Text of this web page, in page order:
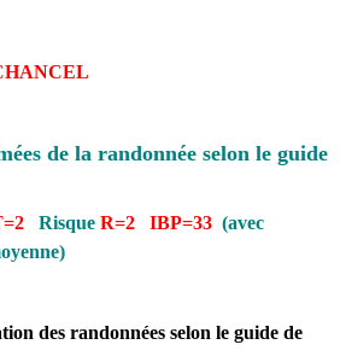
de la randonnée selon le guide
Risque R=2 IBP=33 (avec
des randonnées selon le guide de